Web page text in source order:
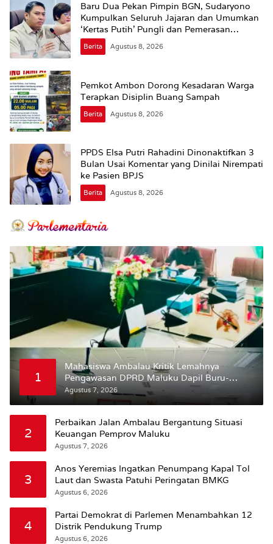
Baru Dua Pekan Pimpin BGN, Sudaryono
Kumpulkan Seluruh Jajaran dan Umumkan
‘Kertas Putih’ Pungli dan Pemerasan
Supplier harus Berhenti Sekarang
Berita Agustus 8, 2026
Pemkot Ambon Dorong Kesadaran Warga
Terapkan Disiplin Buang Sampah
Berita Agustus 8, 2026
PPDS Elsa Putri Rahadini Dinonaktifkan 3
Bulan Usai Komentar yang Dinilai Nirempati
ke Pasien BPJS
Berita Agustus 8, 2026
1
Mahasiswa Ambalau Kritik Lemahnya
Pengawasan DPRD Maluku Dapil Buru-
Bursel Terhadap Proses Perubahan Status
Jalan
Agustus 7, 2026
2
Perbaikan Jalan Ambalau Bergantung Situasi
Keuangan Pemprov Maluku
Agustus 7, 2026
3
Anos Yeremias Ingatkan Penumpang Kapal Tol
Laut dan Swasta Patuhi Peringatan BMKG
Agustus 6, 2026
4
Partai Demokrat di Parlemen Menambahkan 12
Distrik Pendukung Trump
Agustus 6, 2026